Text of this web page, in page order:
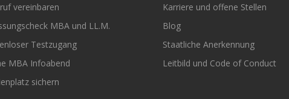
vereinbaren
MBA und LL.M.
Testzugang
MBA Infoabend
sichern
Karriere und offene Stellen
Blog
Staatliche Anerkennung
Leitbild und Code of Conduct